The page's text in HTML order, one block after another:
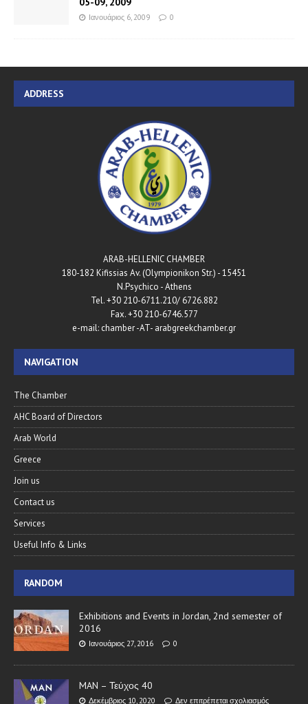
Ιανουάριος 6, 2009 0
ADDRESS
ARAB-HELLENIC CHAMBER
180-182 Kifissias Av. (Olympionikon Str.) - 15451
N.Psychico - Athens
Tel. +30 210-6711.210/ 6726.882
Fax. +30 210-6746.577
e-mail: chamber -AT- arabgreekchamber.gr
NAVIGATION
The Chamber
AHC Board of Directors
Arab World
Greece
Join us
Contact us
Services
Useful Info & Links
RANDOM
Exhibitions and Events in Jordan, 2nd semester of
2016
Ιανουάριος 27, 2016 0
MAN – Τεύχος 40
Δεκέμβριος 10, 2020 Δεν επιτρέπεται σχολιασμός